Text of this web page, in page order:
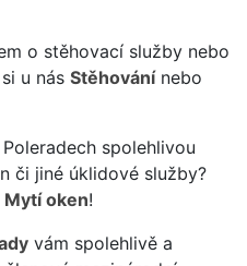
o stěhovací služby nebo
u nás Stěhovánínebo
spolehlivou
či jiné úklidové služby?
Mytí oken!
vám spolehlivě a